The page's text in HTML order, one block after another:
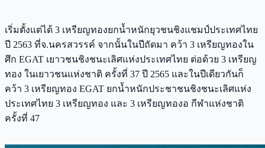
เริ่มตั้งแต่ได้ 3 เหรียญทองยกน้ำหนักยุวชนชิงแชมป์ประเทศไทย
ปี 2563 ที่จ.นครสวรรค์ จากนั้นในปีถัดมา คว้า 3 เหรียญทองใน
ศึก EGAT เยาวชนชิงชนะเลิศแห่งประเทศไทย ต่อด้วย 3 เหรียญ
ทอง ในเยาวชนแห่งชาติ ครั้งที่ 37 ปี 2565 และในปีเดียวกันก็
คว้า 3 เหรียญทอง EGAT ยกน้ำหนักประชาชนชิงชนะเลิศแห่ง
ประเทศไทย 3 เหรียญทอง และ 3 เหรียญทองอ กีฬาแห่งชาติ
ครั้งที่ 47